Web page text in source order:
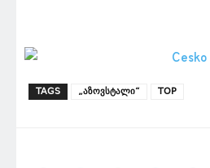
TAGS „აზოვსტალი“ TOP